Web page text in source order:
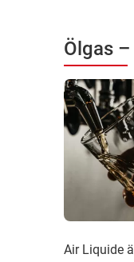
Ölgas
Air Liquide